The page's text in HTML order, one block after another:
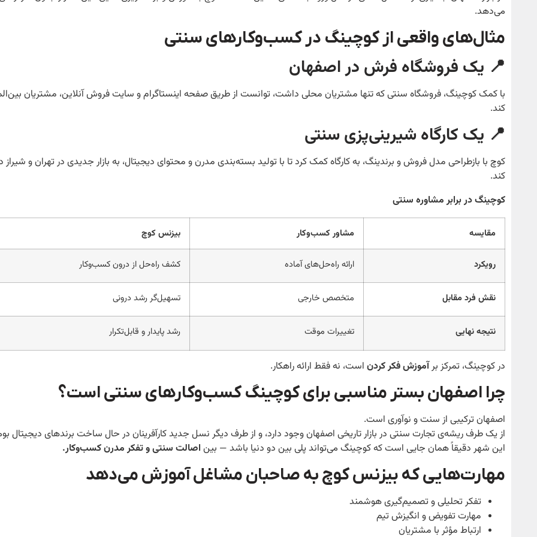
می‌دهد.
مثال‌های واقعی از کوچینگ در کسب‌وکارهای سنتی
📍 یک فروشگاه فرش در اصفهان
با کمک کوچینگ، فروشگاه سنتی که تنها مشتریان محلی داشت، توانست از طریق صفحه اینستاگرام و سایت فروش آنلاین، مشتریان
کند.
📍 یک کارگاه شیرینی‌پزی سنتی
کوچ با بازطراحی مدل فروش و برندینگ، به کارگاه کمک کرد تا با تولید بسته‌بندی مدرن و محتوای دیجیتال، به بازار جدیدی در تهران و
کند.
کوچینگ در برابر مشاوره سنتی
مقایسه مشاور کسب‌وکار بیزنس کوچ
رویکرد ارائه راه‌حل‌های آماده کشف راه‌حل از درون کسب‌وکار
نقش فرد مقابل متخصص خارجی تسهیل‌گر رشد درونی
نتیجه نهایی تغییرات موقت رشد پایدار و قابل‌تکرار
در کوچینگ، تمرکز برآموزش فکر کردن است، نه فقط ارائه راهکار.
چرا اصفهان بستر مناسبی برای کوچینگ کسب‌وکارهای سنتی است؟
اصفهان ترکیبی از سنت و نوآوری است.
از یک طرف ریشه‌ی تجارت سنتی در بازار تاریخی اصفهان وجود دارد، و از طرف دیگر نسل جدید کارآفرینان در حال ساخت برندهای دیجیتال
این شهر دقیقاً همان جایی است که کوچینگ می‌تواند پلی بین دو دنیا باشد — بین اصالت سنتی و تفکر مدرن کسب‌وکار.
مهارت‌هایی که بیزنس کوچ به صاحبان مشاغل آموزش می‌دهد
تفکر تحلیلی و تصمیم‌گیری هوشمند
مهارت تفویض و انگیزش تیم
ارتباط مؤثر با مشتریان